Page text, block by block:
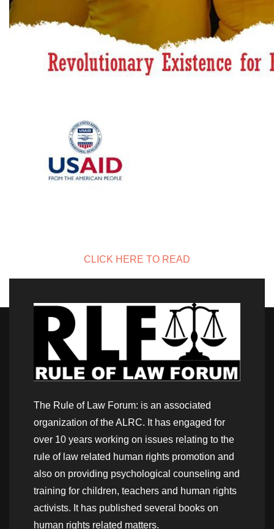
CLICK HERE TO READ
The Rule of Law Forum: is an associated
organization of the ALRC. It has engaged for
over 10 years working on issues relating to the
rule of law related human rights promotion and
also on providing psychological counseling and
training for children, teachers and human rights
activists. It has published several books on
human rights related matters.